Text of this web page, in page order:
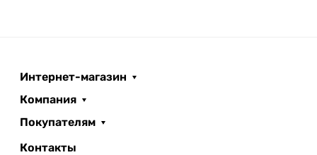
Интернет-магазин
Компания
Покупателям
Контакты